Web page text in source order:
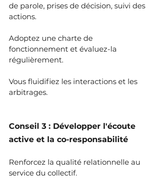
de parole, prises de décision, suivi des
actions.
Adoptez une charte de
fonctionnement et évaluez-la
régulièrement.
Vous fluidifiez les interactions et les
arbitrages.
Conseil 3 : Développer l'écoute
active et la co-responsabilité
Renforcez la qualité relationnelle au
service du collectif.